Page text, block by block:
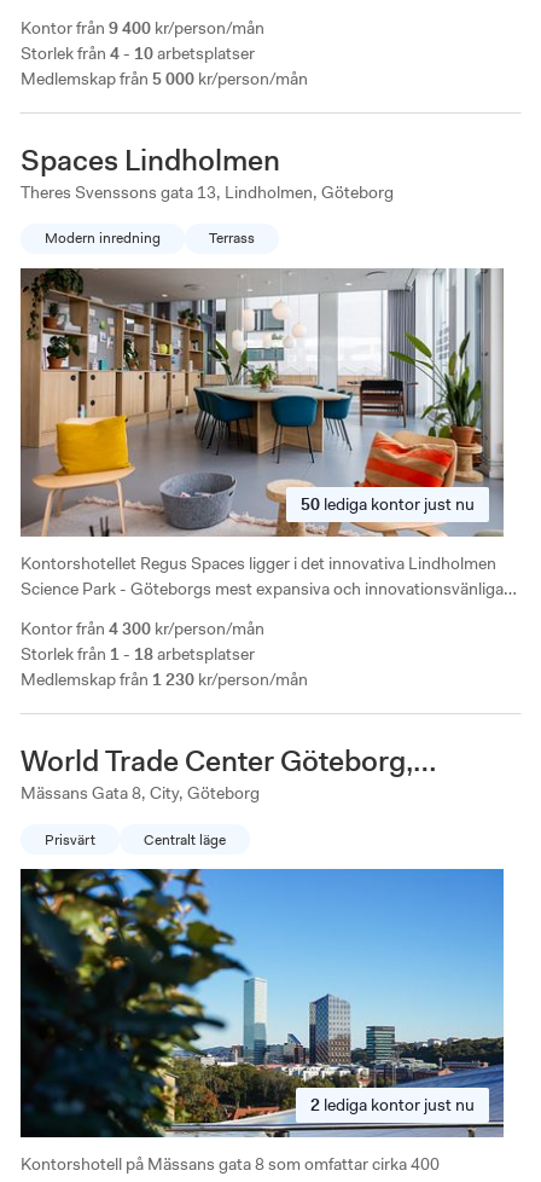
Kontor från 9 400 kr/person/mån
Storlek från 4 - 10arbetsplatser
Medlemskap från 5 000 kr/person/mån
teknik samt mysiga loungeytor, bra mötesplatser och gemenskap.
Spaces Lindholmen
Theres Svenssons gata 13, Lindholmen, Göteborg
Modern inredning Terrass
50 lediga kontor just nu
Kontor från 4 300 kr/person/mån
Storlek från 1 - 18arbetsplatser
Medlemskap från 1 230 kr/person/mån
Kontorshotellet Regus Spaces ligger i det innovativa Lindholmen
Science Park - Göteborgs mest expansiva och innovationsvänliga
coworkingplatser.
World Trade Center Göteborg,
Mässans gata 8
Mässans Gata 8, City, Göteborg
Prisvärt Centralt läge
2 lediga kontor just nu
Kontorshotell på Mässans gata 8 som omfattar cirka 400